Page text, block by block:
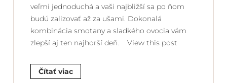
veľmi jednoduchá a vaši najbližší sa po ňom
budú zalizovať až za ušami. Dokonalá
kombinácia smotany a sladkého ovocia vám
zlepší aj ten najhorší deň. View this post
Čítať viac